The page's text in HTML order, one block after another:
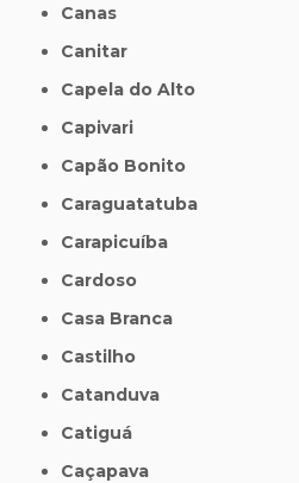
Canas
Canitar
Capela do Alto
Capivari
Capão Bonito
Caraguatatuba
Carapicuíba
Cardoso
Casa Branca
Castilho
Catanduva
Catiguá
Caçapava